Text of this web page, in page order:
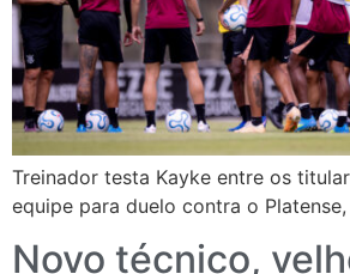
Treinador testa Kayke entre os
equipe para duelo contra o
Novo técnico,